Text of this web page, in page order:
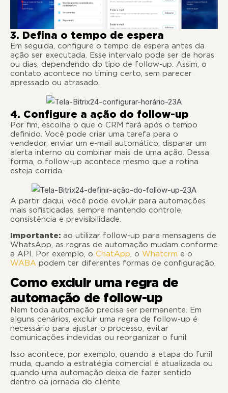
3. Defina o tempo de espera
Em seguida, configure o tempo de espera antes da
ação ser executada. Esse intervalo pode ser de horas
ou dias, dependendo do tipo de follow-up. Assim, o
contato acontece no timing certo, sem parecer
apressado ou atrasado.
4. Configure a ação do follow-up
Por fim, escolha o que o CRM fará após o tempo
definido. Você pode criar uma tarefa para o
vendedor, enviar um e-mail automático, disparar um
alerta interno ou combinar mais de uma ação. Dessa
forma, o follow-up acontece mesmo que a rotina
esteja corrida.
A partir daqui, você pode evoluir para automações
mais sofisticadas, sempre mantendo controle,
consistência e previsibilidade.
Importante: ao utilizar follow-up para mensagens de
WhatsApp, as regras de automação mudam conforme
a API. Por exemplo, o ChatApp, o Whatcrm e o
WABA podem ter diferentes formas de configuração.
Como excluir uma regra de
automação de follow-up
Nem toda automação precisa ser permanente. Em
alguns cenários, excluir uma regra de follow-up é
necessário para ajustar o processo, evitar
comunicações indevidas ou reorganizar o funil.
Isso acontece, por exemplo, quando a etapa do funil
muda, quando a estratégia comercial é atualizada ou
quando uma automação deixa de fazer sentido
dentro da jornada do cliente.